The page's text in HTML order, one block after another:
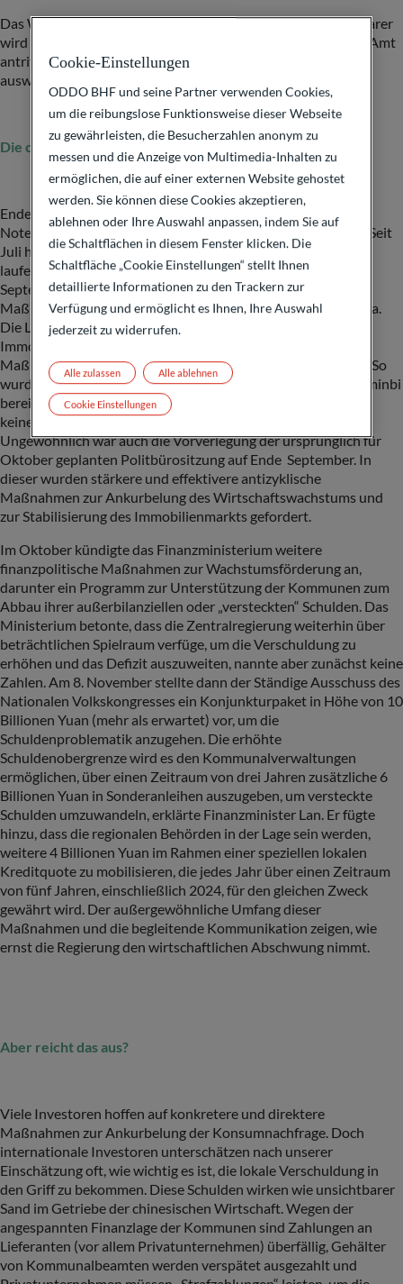
Das Wahlergebnis vom 6. November ist nur der erste Akt. Klarer
wird die Lage, wenn der neue Präsident im Januar 2025 sein Amt
antritt und die wichtigsten Mitglieder seiner Administration
auswählt.
Die chinesische Regierung packt ihre Bazooka aus
Ende September, kurz nach der ersten Zinssenkung der US-
Notenbank, änderte China seinen politischen Kurs deutlich. Seit
Juli hatten Ökonomen die Wachstumsprognosen für das
laufende Jahr kontinuierlich nach unten korrigiert. Ende
September reagierte die Zentralbank mit einer Reihe von
Maßnahmen auf das anhaltend schwache Wachstum in China.
Die Leitzinsen wurden gesenkt, auch für bestehende
Immobilienkredite. Außerdem wurden außerordentliche
Maßnahmen ergriffen, um die Aktienmärkte zu stabilisieren. So
wurde eine „Kreditfazilität“ in Höhe von 800 Milliarden Renminbi
bereitgestellt, mit der Unternehmen und Finanzinstitute, die
keine Banken sind, den Kauf von Aktien finanzieren können.
Ungewöhnlich war auch die Vorverlegung der ursprünglich für
Oktober geplanten Politbürositzung auf Ende September. In
dieser wurden stärkere und effektivere antizyklische
Maßnahmen zur Ankurbelung des Wirtschaftswachstums und
zur Stabilisierung des Immobilienmarkts gefordert.
Im Oktober kündigte das Finanzministerium weitere
finanzpolitische Maßnahmen zur Wachstumsförderung an,
darunter ein Programm zur Unterstützung der Kommunen zum
Abbau ihrer außerbilanziellen oder „versteckten“ Schulden. Das
Ministerium betonte, dass die Zentralregierung weiterhin über
beträchtlichen Spielraum verfüge, um die Verschuldung zu
erhöhen und das Defizit auszuweiten, nannte aber zunächst keine
Zahlen. Am 8. November stellte dann der Ständige Ausschuss des
Nationalen Volkskongresses ein Konjunkturpaket in Höhe von 10
Billionen Yuan (mehr als erwartet) vor, um die
Schuldenproblematik anzugehen. Die erhöhte
Schuldenobergrenze wird es den Kommunalverwaltungen
ermöglichen, über einen Zeitraum von drei Jahren zusätzliche 6
Billionen Yuan in Sonderanleihen auszugeben, um versteckte
Schulden umzuwandeln, erklärte Finanzminister Lan. Er fügte
hinzu, dass die regionalen Behörden in der Lage sein werden,
weitere 4 Billionen Yuan im Rahmen einer speziellen lokalen
Kreditquote zu mobilisieren, die jedes Jahr über einen Zeitraum
von fünf Jahren, einschließlich 2024, für den gleichen Zweck
gewährt wird. Der außergewöhnliche Umfang dieser
Maßnahmen und die begleitende Kommunikation zeigen, wie
ernst die Regierung den wirtschaftlichen Abschwung nimmt.
Aber reicht das aus?
Viele Investoren hoffen auf konkretere und direktere
Maßnahmen zur Ankurbelung der Konsumnachfrage. Doch
internationale Investoren unterschätzen nach unserer
Einschätzung oft, wie wichtig es ist, die lokale Verschuldung in
den Griff zu bekommen. Diese Schulden wirken wie unsichtbarer
Sand im Getriebe der chinesischen Wirtschaft. Wegen der
angespannten Finanzlage der Kommunen sind Zahlungen an
Lieferanten (vor allem Privatunternehmen) überfällig, Gehälter
von Kommunalbeamten werden verspätet ausgezahlt und
Cookie-Einstellungen
ODDO BHF und seine Partner verwenden Cookies,
um die reibungslose Funktionsweise dieser Webseite
zu gewährleisten, die Besucherzahlen anonym zu
messen und die Anzeige von Multimedia-Inhalten zu
ermöglichen, die auf einer externen Website gehostet
werden. Sie können diese Cookies akzeptieren,
ablehnen oder Ihre Auswahl anpassen, indem Sie auf
die Schaltflächen in diesem Fenster klicken. Die
Schaltfläche „Cookie Einstellungen“ stellt Ihnen
detaillierte Informationen zu den Trackern zur
Verfügung und ermöglicht es Ihnen, Ihre Auswahl
jederzeit zu widerrufen.
Alle ablehnen
Alle zulassen
Cookie Einstellungen